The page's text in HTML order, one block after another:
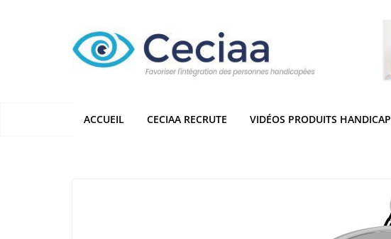
ACCUEIL CECIAA RECRUTE VIDÉOS PRODUITS HANDICAP